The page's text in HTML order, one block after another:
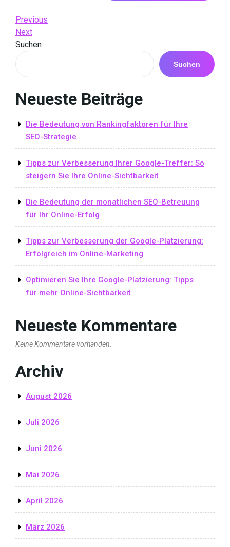
Beitrags-
Navigation
Previous
Post
Previous
Next
Post
Next
Suchen
Suchen
Neueste Beiträge
Die Bedeutung von Rankingfaktoren für Ihre
SEO-Strategie
Tipps zur Verbesserung Ihrer Google-Treffer: So
steigern Sie Ihre Online-Sichtbarkeit
Die Bedeutung der monatlichen SEO-Betreuung
für Ihr Online-Erfolg
Tipps zur Verbesserung der Google-Platzierung:
Erfolgreich im Online-Marketing
Optimieren Sie Ihre Google-Platzierung: Tipps
für mehr Online-Sichtbarkeit
Neueste Kommentare
Keine Kommentare vorhanden.
Archiv
August 2026
Juli 2026
Juni 2026
Mai 2026
April 2026
März 2026